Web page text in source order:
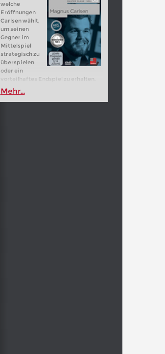
welche
Eröffnungen
Carlsen wählt,
um seinen
Gegner im
Mittelspiel
strategisch zu
überspielen
oder ein
vorteilhaftes Endspiel zu erhalten.
Mehr...